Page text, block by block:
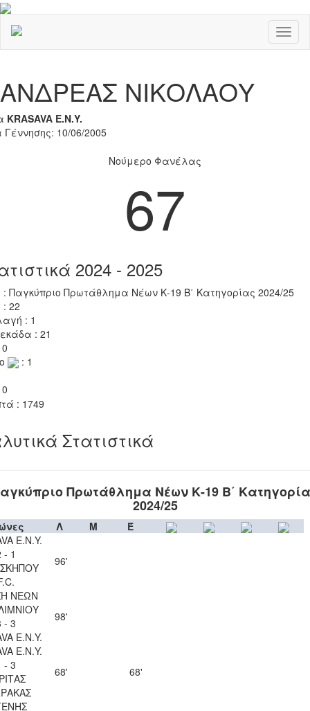
ΑΝΔΡΕΑΣ ΝΙΚΟΛΑΟΥ
KRASAVA Ε.Ν.Y.
Γέννησης: 10/06/2005
Νούμερο Φανέλας
67
2024 - 2025
: Παγκύπριο Πρωτάθλημα Νέων Κ-19 Β΄ Κατηγορίας 2024/25
22
: 1
: 21
: 1
: 1749
Στατιστικά
Πρωτάθλημα Νέων Κ-19 Β΄
2024/25
Λ Μ
Έ
Ε.Ν.Y.
- 1
96'
ΝΕΩΝ
- 3
Ε.Ν.Y.
98'
Ε.Ν.Y.
- 3
68' 68'